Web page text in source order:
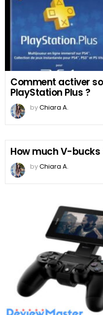
Comment activer
PlayStation Plus ?
byChiara A.
How much V-bucks
byChiara A.